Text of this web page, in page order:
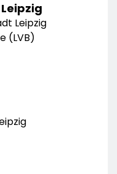
Leipzig
(LVB)